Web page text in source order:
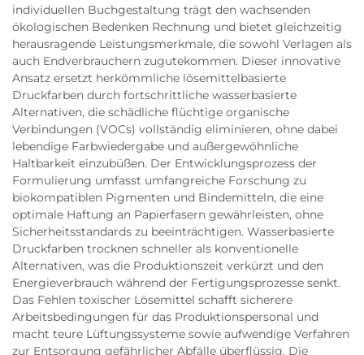
individuellen Buchgestaltung trägt den wachsenden
ökologischen Bedenken Rechnung und bietet gleichzeitig
herausragende Leistungsmerkmale, die sowohl Verlagen als
auch Endverbrauchern zugutekommen. Dieser innovative
Ansatz ersetzt herkömmliche lösemittelbasierte
Druckfarben durch fortschrittliche wasserbasierte
Alternativen, die schädliche flüchtige organische
Verbindungen (VOCs) vollständig eliminieren, ohne dabei
lebendige Farbwiedergabe und außergewöhnliche
Haltbarkeit einzubüßen. Der Entwicklungsprozess der
Formulierung umfasst umfangreiche Forschung zu
biokompatiblen Pigmenten und Bindemitteln, die eine
optimale Haftung an Papierfasern gewährleisten, ohne
Sicherheitsstandards zu beeinträchtigen. Wasserbasierte
Druckfarben trocknen schneller als konventionelle
Alternativen, was die Produktionszeit verkürzt und den
Energieverbrauch während der Fertigungsprozesse senkt.
Das Fehlen toxischer Lösemittel schafft sicherere
Arbeitsbedingungen für das Produktionspersonal und
macht teure Lüftungssysteme sowie aufwendige Verfahren
zur Entsorgung gefährlicher Abfälle überflüssig. Die